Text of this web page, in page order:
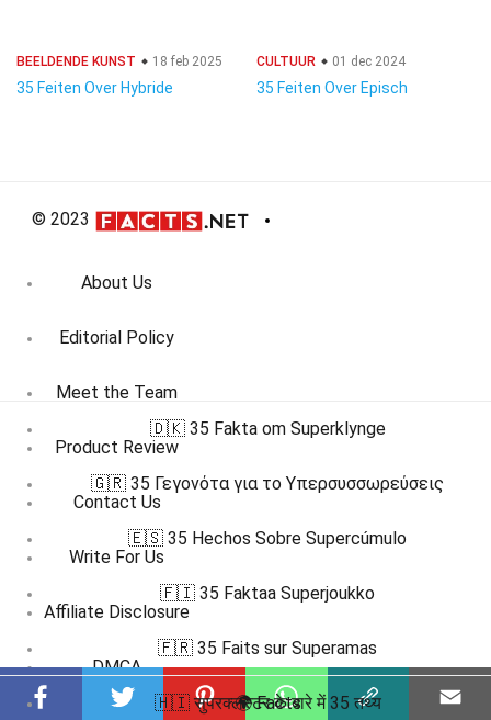
BEELDENDE KUNST 18 feb 2025
35 Feiten Over Hybride
CULTUUR 01 dec 2024
35 Feiten Over Episch
© 2023
About Us
Editorial Policy
Meet the Team
Product Review
Contact Us
Write For Us
Affiliate Disclosure
DMCA
🇩🇰 35 Fakta om Superklynge
🇬🇷 35 Γεγονότα για το Υπερσυσσωρεύσεις
🇪🇸 35 Hechos Sobre Supercúmulo
🇫🇮 35 Faktaa Superjoukko
🇫🇷 35 Faits sur Superamas
🇭🇮 सुपरक्लस्टर के बारे में 35 तथ्य
🌍 Facts